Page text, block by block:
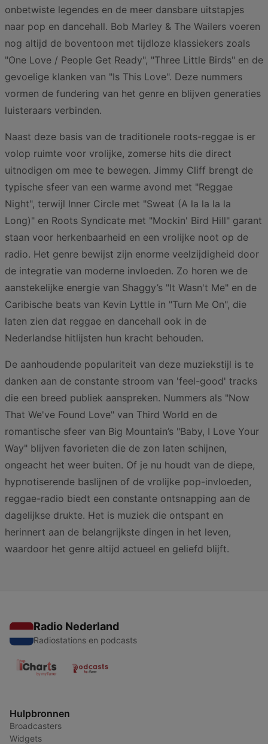
onbetwiste legendes en de meer dansbare uitstapjes
naar pop en dancehall. Bob Marley & The Wailers voeren
nog altijd de boventoon met tijdloze klassiekers zoals
"One Love / People Get Ready", "Three Little Birds" en de
gevoelige klanken van "Is This Love". Deze nummers
vormen de fundering van het genre en blijven generaties
luisteraars verbinden.
Naast deze basis van de traditionele roots-reggae is er
volop ruimte voor vrolijke, zomerse hits die direct
uitnodigen om mee te bewegen. Jimmy Cliff brengt de
typische sfeer van een warme avond met "Reggae
Night", terwijl Inner Circle met "Sweat (A la la la la
Long)" en Roots Syndicate met "Mockin' Bird Hill" garant
staan voor herkenbaarheid en een vrolijke noot op de
radio. Het genre bewijst zijn enorme veelzijdigheid door
de integratie van moderne invloeden. Zo horen we de
aanstekelijke energie van Shaggy’s "It Wasn't Me" en de
Caribische beats van Kevin Lyttle in "Turn Me On", die
laten zien dat reggae en dancehall ook in de
Nederlandse hitlijsten hun kracht behouden.
De aanhoudende populariteit van deze muziekstijl is te
danken aan de constante stroom van 'feel-good' tracks
die een breed publiek aanspreken. Nummers als "Now
That We've Found Love" van Third World en de
romantische sfeer van Big Mountain’s "Baby, I Love Your
Way" blijven favorieten die de zon laten schijnen,
ongeacht het weer buiten. Of je nu houdt van de diepe,
hypnotiserende baslijnen of de vrolijke pop-invloeden,
reggae-radio biedt een constante ontsnapping aan de
dagelijkse drukte. Het is muziek die ontspant en
herinnert aan de belangrijkste dingen in het leven,
waardoor het genre altijd actueel en geliefd blijft.
Radio Nederland
Radiostations en podcasts
Hulpbronnen
Broadcasters
Widgets